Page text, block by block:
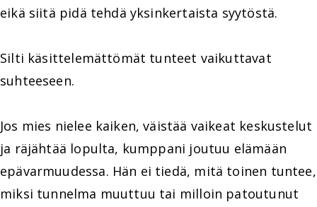
eikä siitä pidä tehdä yksinkertaista syytöstä.
Silti käsittelemättömät tunteet vaikuttavat
suhteeseen.
Jos mies nielee kaiken, väistää vaikeat keskustelut
ja räjähtää lopulta, kumppani joutuu elämään
epävarmuudessa. Hän ei tiedä, mitä toinen tuntee,
miksi tunnelma muuttuu tai milloin patoutunut